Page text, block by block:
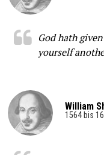
God hath
yourself
William
1564 bis